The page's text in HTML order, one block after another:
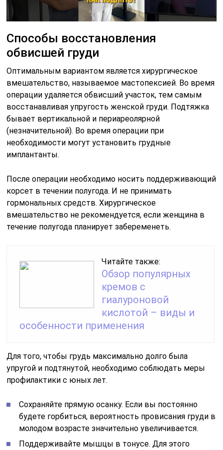
Способы восстановления
обвисшей груди
Оптимальным вариантом является хирургическое
вмешательство, называемое мастопексией. Во время
операции удаляется обвисший участок, тем самым
восстанавливая упругость женской груди. Подтяжка
бывает вертикальной и периареолярной
(незначительной). Во время операции при
необходимости могут установить грудные
имплантанты.
После операции необходимо носить поддерживающий
корсет в течении полугода. И не принимать
гормональных средств. Хирургическое
вмешательство не рекомендуется, если женщина в
течение полугода планирует забеременеть.
Читайте также:
Обзор популярных
кремов с
гиалуроновой
кислотой – виды и
особенности применения
Для того, чтобы грудь максимально долго была
упругой и подтянутой, необходимо соблюдать меры
профилактики с юных лет.
Сохраняйте прямую осанку. Если вы постоянно
будете горбиться, вероятность провисания груди в
молодом возрасте значительно увеличивается.
Поддерживайте мышцы в тонусе. Для этого